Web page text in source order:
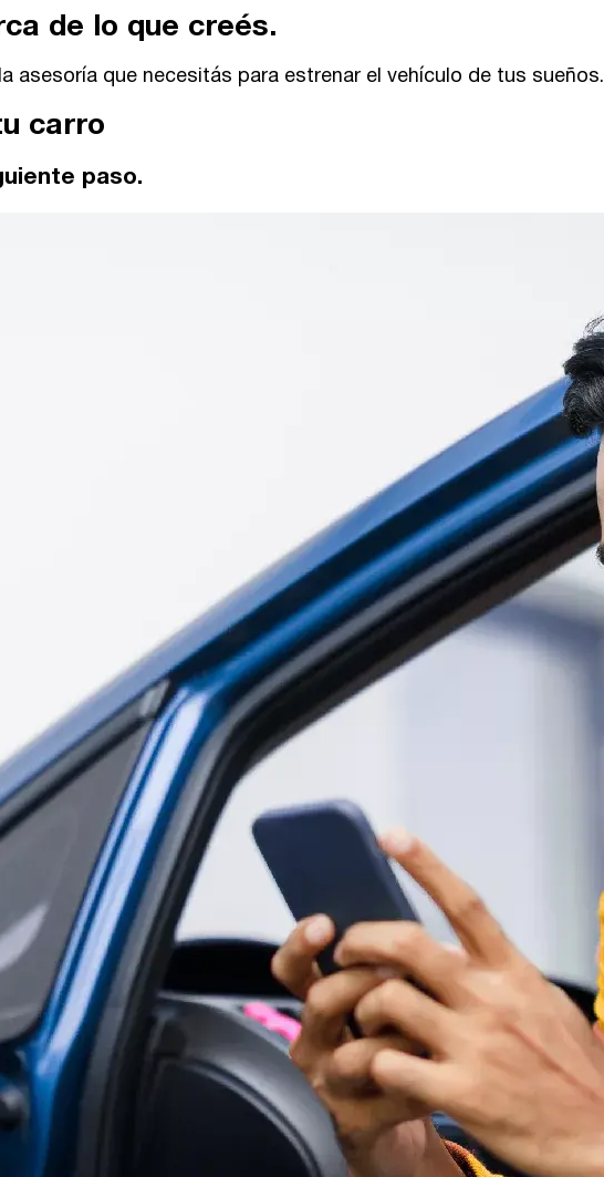
de lo que creés.
asesoría que necesitás para estrenar el vehículo de tus sueños.
carro
paso.